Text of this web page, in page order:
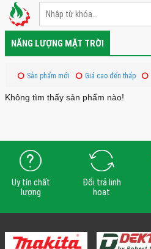
NĂNG LƯỢNG MẶT TRỜI
Sản phẩm mới Giá cao đến thấp
Không tìm thấy sản phẩm nào!
Uy tín chất
lượng
Đổi trả linh
hoạt